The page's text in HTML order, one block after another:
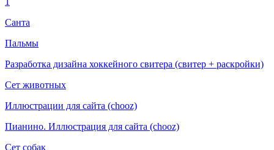
Санта
Пальмы
Разработка дизайна хоккейного свитера (свитер + раскройки)
Сет животных
Иллюстрации для сайта (chooz)
Пианино. Иллюстрация для сайта (chooz)
Сет собак